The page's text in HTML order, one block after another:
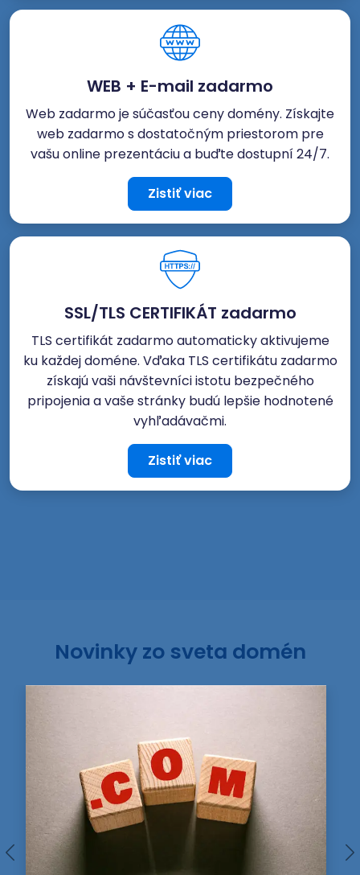
WEB + E-mail zadarmo
Web zadarmo je súčasťou ceny domény. Získajte
web zadarmo s dostatočným priestorom pre
vašu online prezentáciu a buďte dostupní 24/7.
Zistiť viac
SSL/TLS CERTIFIKÁT zadarmo
TLS certifikát zadarmo automaticky aktivujeme
ku každej doméne. Vďaka TLS certifikátu zadarmo
získajú vaši návštevníci istotu bezpečného
pripojenia a vaše stránky budú lepšie hodnotené
vyhľadávačmi.
Zistiť viac
Novinky zo sveta domén